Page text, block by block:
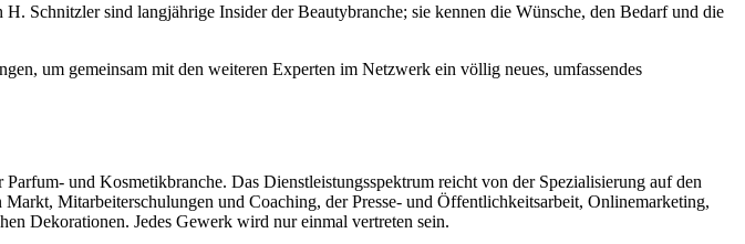
Schnitzler sind langjährige Insider der Beautybranche; sie kennen die Wünsche, den Bedarf und die
um gemeinsam mit den weiteren Experten im Netzwerk ein völlig neues, umfassendes
und Kosmetikbranche. Das Dienstleistungsspektrum reicht von der Spezialisierung auf den
Mitarbeiterschulungen und Coaching, der Presse- und Öffentlichkeitsarbeit, Onlinemarketing,
Dekorationen. Jedes Gewerk wird nur einmal vertreten sein.